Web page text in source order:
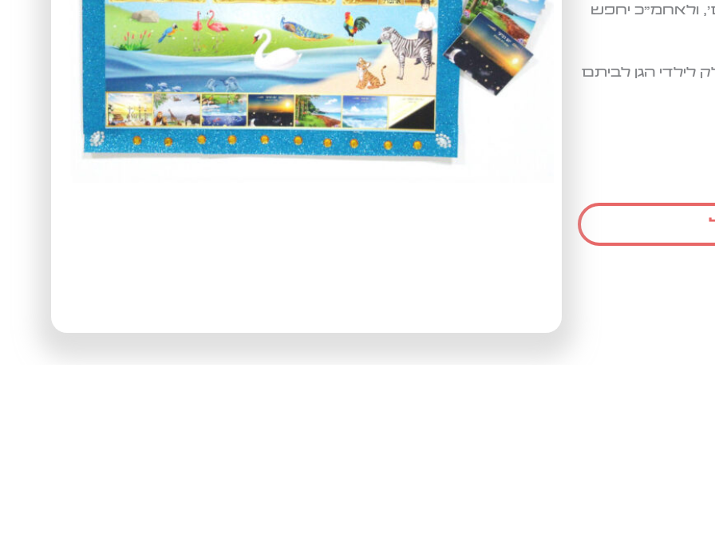
ולאחמ"כ יחפש
לילדי הגן לביתם